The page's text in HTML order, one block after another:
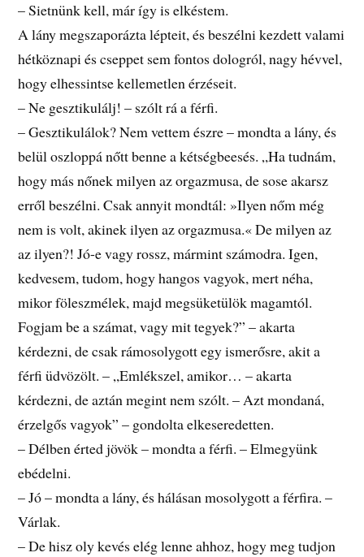
– Sietnünk kell, már így is elkéstem.
A lány megszaporázta lépteit, és beszélni kezdett valami
hétköznapi és cseppet sem fontos dologról, nagy hévvel,
hogy elhessintse kellemetlen érzéseit.
– Ne gesztikulálj! – szólt rá a férfi.
– Gesztikulálok? Nem vettem észre – mondta a lány, és
belül oszloppá nőtt benne a kétségbeesés. „Ha tudnám,
hogy más nőnek milyen az orgazmusa, de sose akarsz
erről beszélni. Csak annyit mondtál: »Ilyen nőm még
nem is volt, akinek ilyen az orgazmusa.« De milyen az
az ilyen?! Jó-e vagy rossz, mármint számodra. Igen,
kedvesem, tudom, hogy hangos vagyok, mert néha,
mikor föleszmélek, majd megsüketülök magamtól.
Fogjam be a számat, vagy mit tegyek?” – akarta
kérdezni, de csak rámosolygott egy ismerősre, akit a
férfi üdvözölt. – „Emlékszel, amikor… – akarta
kérdezni, de aztán megint nem szólt. – Azt mondaná,
érzelgős vagyok” – gondolta elkeseredetten.
– Délben érted jövök – mondta a férfi. – Elmegyünk
ebédelni.
– Jó – mondta a lány, és hálásan mosolygott a férfira. –
Várlak.
– De hisz oly kevés elég lenne ahhoz, hogy meg tudjon